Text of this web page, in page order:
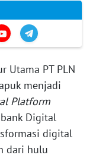
Utama PT PLN
menjadi
Platform
Digital
digital
dari hulu